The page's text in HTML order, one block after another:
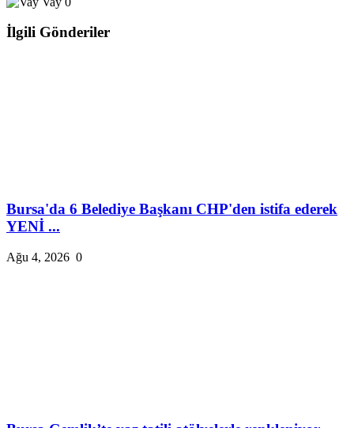
İlgili Gönderiler
Bursa'da 6 Belediye Başkanı CHP'den istifa ederek
YENİ ...
Ağu 4, 2026 0